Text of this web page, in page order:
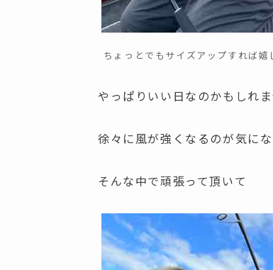
ちょっとでもサイズアップすれば嬉
やっぱりいい日なのかもしれ
徐々に風が強くなるのが気に
そんな中で頑張って頂いて